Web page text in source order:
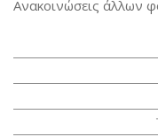
Ανακοινώσεις άλλων